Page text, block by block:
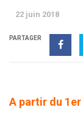
22 juin 2018
PARTAGER
A partir du